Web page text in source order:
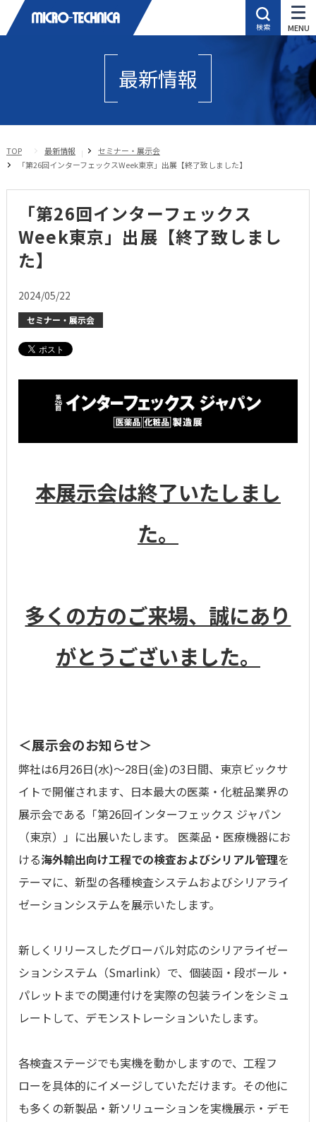
最新情報
TOP 最新情報
セミナー・展示会
「第26回インターフェックスWeek東京」出展【終了致しました】
「第26回インターフェックス
Week東京」出展【終了致しまし
た】
2024/05/22
セミナー・展示会
本展示会は終了いたしまし
た。
多くの方のご来場、誠にあり
がとうございました。
＜展示会のお知らせ＞
弊社は6月26日(水)～28日(金)の3日間、東京ビックサ
イトで開催されます、日本最大の医薬・化粧品業界の
展示会である「第26回インターフェックス ジャパン
（東京）」に出展いたします。 医薬品・医療機器にお
ける海外輸出向け工程での検査およびシリアル管理を
テーマに、新型の各種検査システムおよびシリアライ
ゼーションシステムを展示いたします。
新しくリリースしたグローバル対応のシリアライゼー
ションシステム（Smarlink）で、個装函・段ボール・
パレットまでの関連付けを実際の包装ラインをシミュ
レートして、デモンストレーションいたします。
各検査ステージでも実機を動かしますので、工程フ
ローを具体的にイメージしていただけます。その他に
も多くの新製品・新ソリューションを実機展示・デモ